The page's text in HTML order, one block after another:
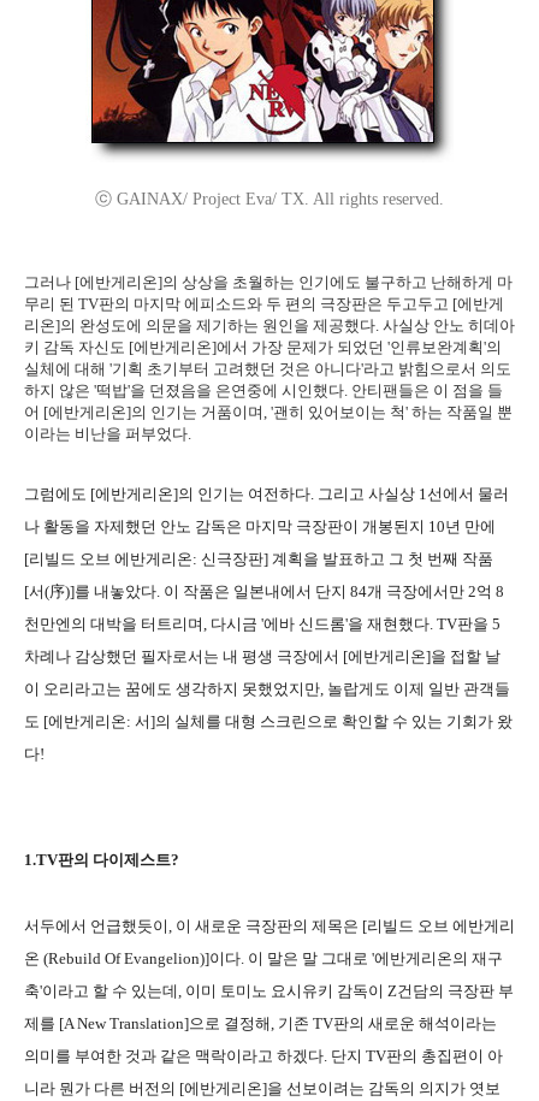
ⓒ GAINAX/ Project Eva/ TX. All rights reserved.
그러나 [에반게리온]의 상상을 초월하는 인기에도 불구하고 난해하게 마
무리 된 TV판의 마지막 에피소드와 두 편의 극장판은 두고두고 [에반게
리온]의 완성도에 의문을 제기하는 원인을 제공했다. 사실상 안노 히데아
키 감독 자신도 [에반게리온]에서 가장 문제가 되었던 '인류보완계획'의
실체에 대해 '기획 초기부터 고려했던 것은 아니다'라고 밝힘으로서 의도
하지 않은 '떡밥'을 던졌음을 은연중에 시인했다. 안티팬들은 이 점을 들
어 [에반게리온]의 인기는 거품이며, '괜히 있어보이는 척' 하는 작품일 뿐
이라는 비난을 퍼부었다.
그럼에도 [에반게리온]의 인기는 여전하다. 그리고 사실상 1선에서 물러
나 활동을 자제했던 안노 감독은 마지막 극장판이 개봉된지 10년 만에
[리빌드 오브 에반게리온: 신극장판] 계획을 발표하고 그 첫 번째 작품
[서(序)]를 내놓았다. 이 작품은 일본내에서 단지 84개 극장에서만 2억 8
천만엔의 대박을 터트리며, 다시금 '에바 신드롬'을 재현했다. TV판을 5
차례나 감상했던 필자로서는 내 평생 극장에서 [에반게리온]을 접할 날
이 오리라고는 꿈에도 생각하지 못했었지만, 놀랍게도 이제 일반 관객들
도 [에반게리온: 서]의 실체를 대형 스크린으로 확인할 수 있는 기회가 왔
다!
1.TV판의 다이제스트?
서두에서 언급했듯이, 이 새로운 극장판의 제목은 [리빌드 오브 에반게리
온 (Rebuild Of Evangelion)]이다. 이 말은 말 그대로 '에반게리온의 재구
축'이라고 할 수 있는데, 이미 토미노 요시유키 감독이 Z건담의 극장판 부
제를 [A New Translation]으로 결정해, 기존 TV판의 새로운 해석이라는
의미를 부여한 것과 같은 맥락이라고 하겠다. 단지 TV판의 총집편이 아
니라 뭔가 다른 버전의 [에반게리온]을 선보이려는 감독의 의지가 엿보